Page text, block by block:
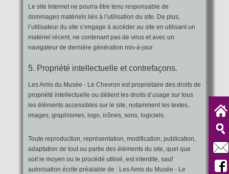
Le site Internet ne pourra être tenu responsable de
dommages matériels liés à l’utilisation du site. De plus,
l’utilisateur du site s’engage à accéder au site en utilisant un
matériel récent, ne contenant pas de virus et avec un
navigateur de dernière génération mis-à-jour
5. Propriété intellectuelle et contrefaçons.
Les Amis du Musée - Le Chevron est propriétaire des droits de
propriété intellectuelle ou détient les droits d’usage sur tous
les éléments accessibles sur le site, notamment les textes,
images, graphismes, logo, icônes, sons, logiciels.
Toute reproduction, représentation, modification, publication,
adaptation de tout ou partie des éléments du site, quel que
soit le moyen ou le procédé utilisé, est interdite, sauf
autorisation écrite préalable de : Les Amis du Musée - Le